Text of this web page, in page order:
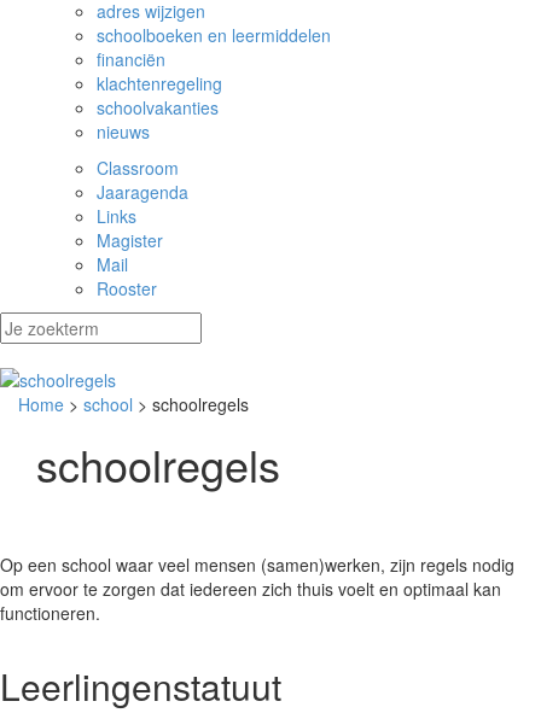
adres wijzigen
schoolboeken en leermiddelen
financiën
klachtenregeling
schoolvakanties
nieuws
Classroom
Jaaragenda
Links
Magister
Mail
Rooster
Home > school > schoolregels
schoolregels
Op een school waar veel mensen (samen)werken, zijn regels nodig
om ervoor te zorgen dat iedereen zich thuis voelt en optimaal kan
functioneren.
Leerlingenstatuut